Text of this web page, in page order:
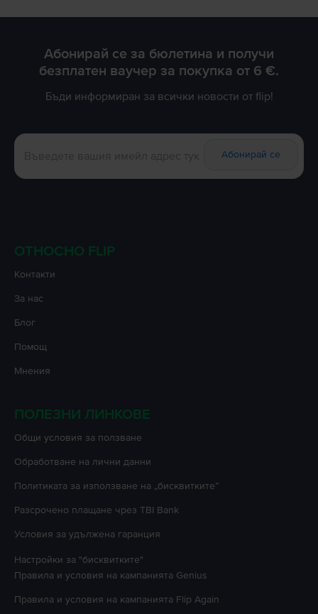
Абонирай се за бюлетина и получи
безплатен ваучер за покупка от 6 €.
Бъди информиран за всички новости от flip!
Абонирай се
ОТНОСНО FLIP
Контакти
За нас
Блог
Помощ
Мнения
ПОЛЕЗНИ ЛИНКОВЕ
Oбщи условия за ползване
Oбработване на лични данни
Политиката за използване на „бисквитките”
Разсрочено плащане чрез TBI Bank
Условия за удължена гаранция
Настройки за "бисквитките"
Правила и условия на кампанията Genius
Правила и условия на кампанията Flip Again